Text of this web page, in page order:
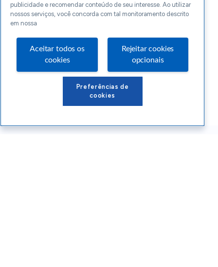
publicidade e recomendar conteúdo de seu interesse. Ao utilizar
nossos serviços, você concorda com tal monitoramento descrito
em nossa
Aceitar todos os
cookies
Rejeitar cookies
opcionais
Preferências de
cookies